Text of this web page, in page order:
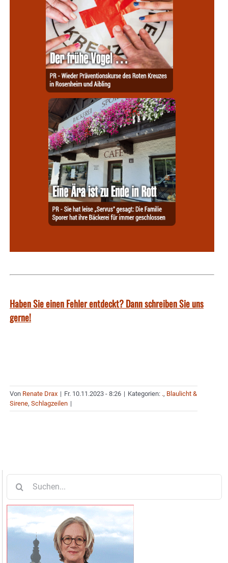
Haben Sie einen Fehler entdeckt? Dann schreiben Sie uns
gerne!
Von Renate Drax | Fr. 10.11.2023 - 8:26 | Kategorien: ., Blaulicht &
Sirene, Schlagzeilen |
nach: